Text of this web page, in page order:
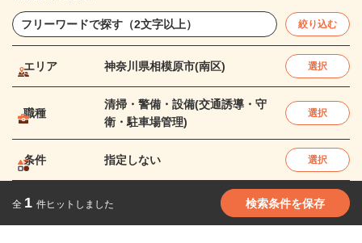
絞り込む
エリア 神奈川県相模原市(南区) 選択
職種
清掃・警備・設備(交通誘導・守
衛・駐車場管理)
選択
条件 指定しない 選択
全 1 件ヒットしました 検索条件を保存